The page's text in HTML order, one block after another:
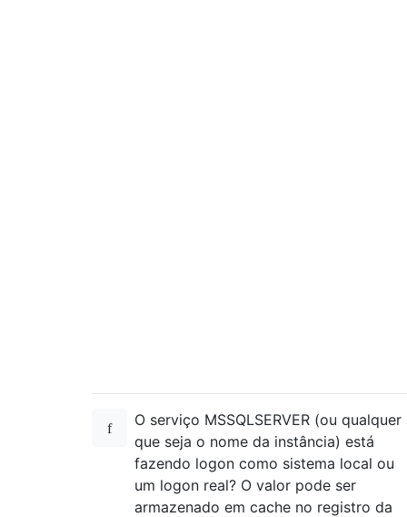
O serviço MSSQLSERVER (ou qualquer
que seja o nome da instância) está
fazendo logon como sistema local ou
um logon real? O valor pode ser
armazenado em cache no registro da